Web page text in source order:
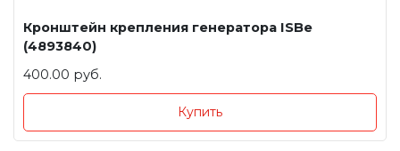
Кронштейн крепления генератора ISBe
(4893840)
400.00 руб.
Купить